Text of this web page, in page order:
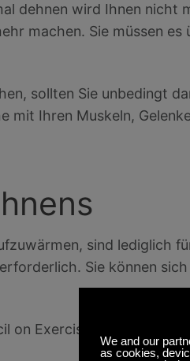
dehnen wird Ihnen nicht
machen. Sie müssen
sollten Sie unbedingt
mit Ihren Muskeln,
sind lediglich
Sie können
on Exercise